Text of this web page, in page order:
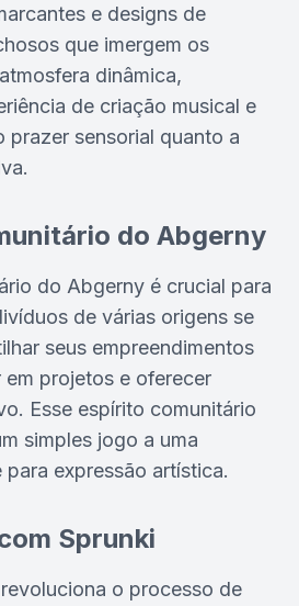
e designs de
que imergem os
dinâmica,
de criação musical e
prazer sensorial quanto a
do Abgerny
do Abgerny é crucial para
de várias origens se
seus empreendimentos
projetos e oferecer
Esse espírito comunitário
simples jogo a uma
expressão artística.
Sprunki
o processo de